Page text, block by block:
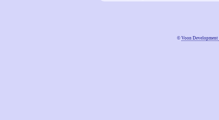
© Voon Development